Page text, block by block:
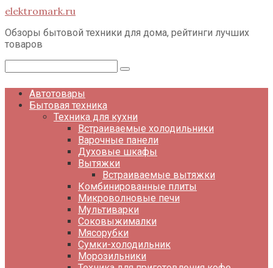
Перейти
контенту
elektromark.ru
Обзоры бытовой техники для дома, рейтинги лучших
товаров
Автотовары
Бытовая техника
Техника для кухни
Встраиваемые холодильники
Варочные панели
Духовые шкафы
Вытяжки
Встраиваемые вытяжки
Комбинированные плиты
Микроволновые печи
Мультиварки
Соковыжималки
Мясорубки
Сумки-холодильник
Морозильники